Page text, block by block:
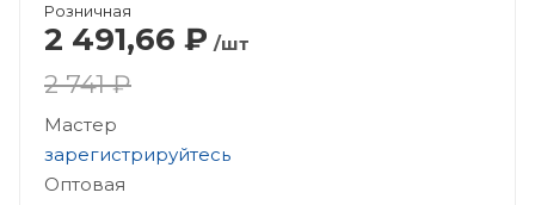
Розничная
2 491,66 ₽ /шт
2 741 ₽
Мастер
зарегистрируйтесь
Оптовая